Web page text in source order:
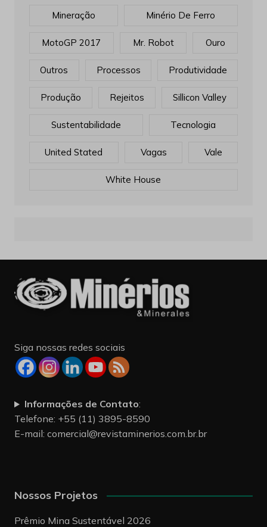
Mineração Minério De Ferro
MotoGP 2017 Mr. Robot Ouro
Outros Processos Produtividade
Produção Rejeitos Sillicon Valley
Sustentabilidade Tecnologia
United Stated Vagas Vale
White House
Siga nossas redes sociais
Informações de Contato:
Telefone: +55 (11) 3895-8590
E-mail: comercial@revistaminerios.com.br.br
Nossos Projetos
Prêmio Mina Sustentável 2026